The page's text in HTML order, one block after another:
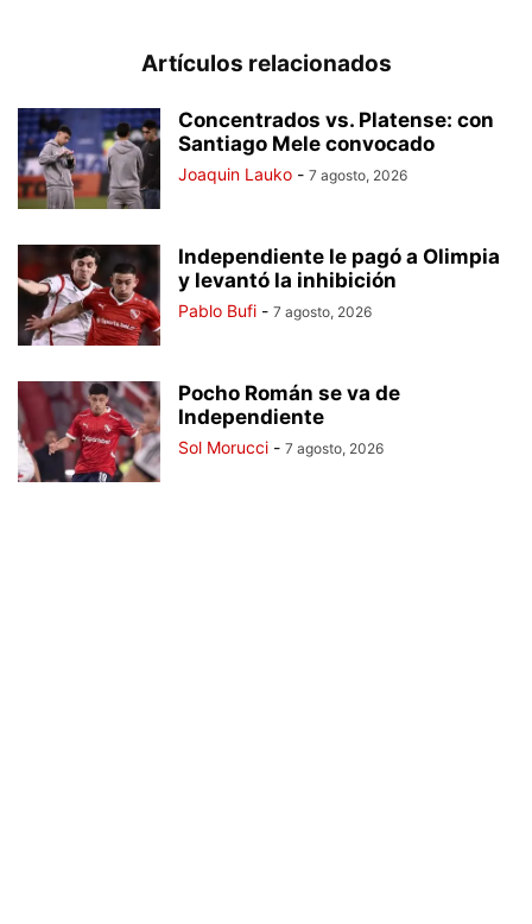
Artículos relacionados
Concentrados vs. Platense: con
Santiago Mele convocado
Joaquin Lauko - 7 agosto, 2026
Independiente le pagó a Olimpia
y levantó la inhibición
Pablo Bufi - 7 agosto, 2026
Pocho Román se va de
Independiente
Sol Morucci - 7 agosto, 2026